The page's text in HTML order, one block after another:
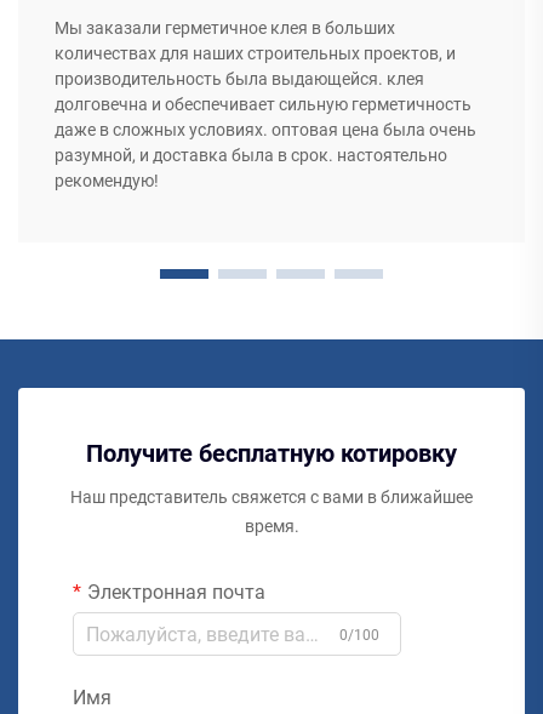
Мы заказали герметичное клея в больших
количествах для наших строительных проектов, и
производительность была выдающейся. клея
долговечна и обеспечивает сильную герметичность
даже в сложных условиях. оптовая цена была очень
разумной, и доставка была в срок. настоятельно
рекомендую!
Получите бесплатную котировку
Наш представитель свяжется с вами в ближайшее
время.
Электронная почта
0/100
Имя